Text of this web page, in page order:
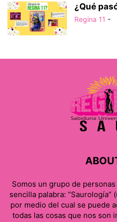
¿Qué
Regina 11 -
Somos un grupo de
sencilla palabra:
por medio del cual se puede
todas las cosas que nos son